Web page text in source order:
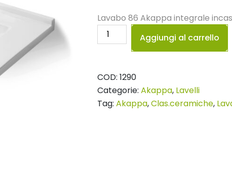
Lavabo 86 Akappa integrale
Lavabo
86
Aggiungi al carrello
COD: 1290
Categorie: Akappa, Lavelli
Tag: Akappa,Clas.ceramiche,